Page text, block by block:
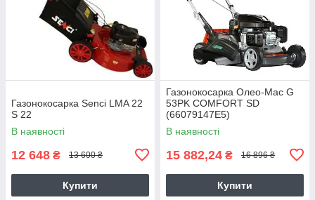
Газонокосарка Senci LMA 22
S 22
В наявності
12 648 ₴ 13 600 ₴
Купити
Газонокосарка Олео-Мас G
53PK COMFORT SD
(66079147E5)
В наявності
15 882,24 ₴ 16 896 ₴
Купити